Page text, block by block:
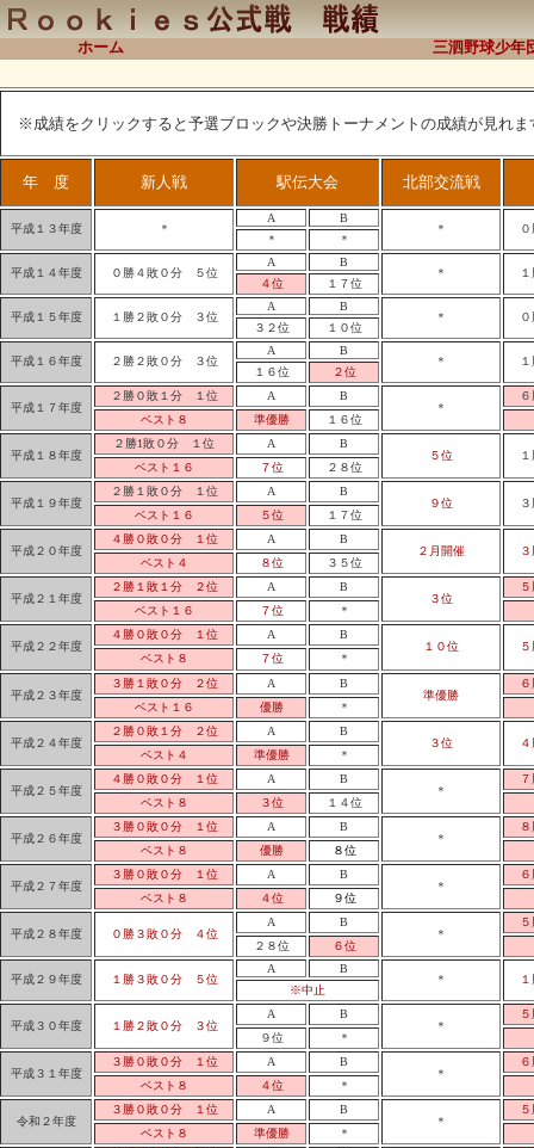
※成績をクリックすると予選ブロックや決勝トーナメントの成績が見れ
年 度 新人戦 駅伝大会 北部交流戦
平成１３年度 ＊
A
B
＊
＊
＊
平成１４年度 ０勝４敗０分 ５位
A
B
＊
４位
１７位
平成１５年度 １勝２敗０分 ３位
A
B
＊
３２位
１０位
平成１６年度 ２勝２敗０分 ３位
A
B
＊
１６位
２位
平成１７年度
２勝０敗１分 １位 A
B
＊
ベスト８
準優勝 １６位
平成１８年度
２勝1敗０分 １位 A
B
５位
ベスト１６
７位 ２８位
平成１９年度
２勝１敗０分 １位 A
B
９位
ベスト１６
５位 １７位
平成２０年度
４勝０敗０分 １位 A
B
２月開催
ベスト４
８位 ３５位
平成２１年度
２勝１敗１分 ２位 A
B
３位
ベスト１６
７位 ＊
平成２２年度
４勝０敗０分 １位 A
B
１０位
ベスト８
７位 ＊
平成２３年度
３勝１敗０分 ２位 A
B
準優勝
ベスト１６
優勝 ＊
平成２４年度
２勝０敗１分 ２位 A
B
３位
ベスト４
準優勝 ＊
平成２５年度
４勝０敗０分 １位 A
B
＊
ベスト８
３位 １４位
平成２６年度
３勝０敗０分 １位 A
B
＊
ベスト８
優勝 ８位
平成２７年度
３勝０敗０分 １位 A
B
＊
ベスト８
４位 ９位
平成２８年度 ０勝３敗０分 ４位
A
B
＊
２８位
６位
平成２９年度 １勝３敗０分 ５位
A
B
＊
※中止
平成３０年度 １勝２敗０分 ３位
A
B
＊
９位
＊
平成３１年度
３勝０敗０分 １位 A
B
＊
ベスト８
４位 ＊
令和２年度
３勝０敗０分 １位 A
B
＊
ベスト８
準優勝 ＊
ホーム 三泗野球少年